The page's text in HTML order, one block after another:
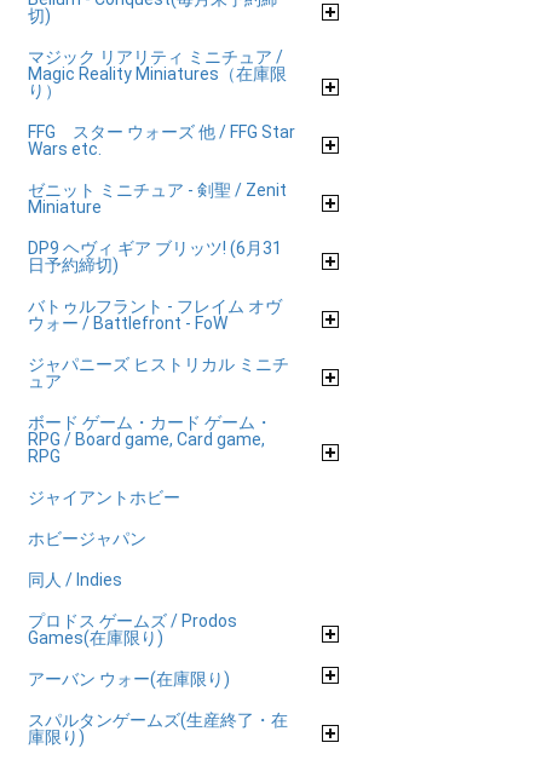
切)
マジック リアリティ ミニチュア /
Magic Reality Miniatures（在庫限
り）
FFG スター ウォーズ 他 / FFG Star
Wars etc.
ゼニット ミニチュア - 剣聖 / Zenit
Miniature
DP9 ヘヴィ ギア ブリッツ! (6月31
日予約締切)
バトゥルフラント - フレイム オヴ
ウォー / Battlefront - FoW
ジャパニーズ ヒストリカル ミニチ
ュア
ボード ゲーム・カード ゲーム・
RPG / Board game, Card game,
RPG
ジャイアントホビー
ホビージャパン
同人 / Indies
プロドス ゲームズ / Prodos
Games(在庫限り)
アーバン ウォー(在庫限り)
スパルタンゲームズ(生産終了・在
庫限り)